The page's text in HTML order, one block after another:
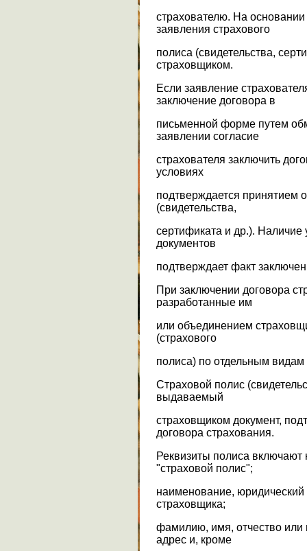
страхователю. На основании
заявления страхового
полиса (свидетельства,
страховщиком.
Если заявление
заключение договора в
письменной форме путем
заявлении согласие
страхователя заключить
условиях
подтверждается принятием
(свидетельства,
сертификата и др.). Наличие
документов
подтверждает факт
При заключении договора
разработанные им
или объединением
(страхового
полиса) по отдельным
Страховой полис
выдаваемый
страховщиком документ,
договора страхования.
Реквизиты полиса
"страховой полис";
наименование, юридический
страховщика;
фамилию, имя, отчество или
адрес и, кроме